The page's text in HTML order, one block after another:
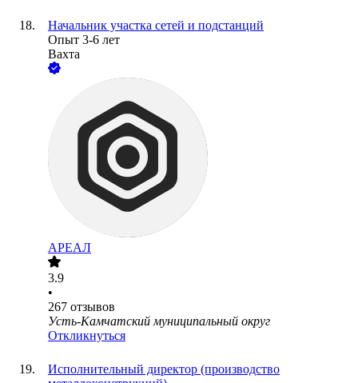
Начальник участка сетей и подстанций
Опыт 3-6 лет
Вахта
АРЕАЛ
3.9
•
267 отзывов
Усть-Камчатский муниципальный округ
Откликнуться
Исполнительный директор (производство